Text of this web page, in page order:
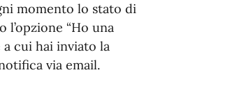
momento lo stato di
l’opzione “Ho una
cui hai inviato la
via email.